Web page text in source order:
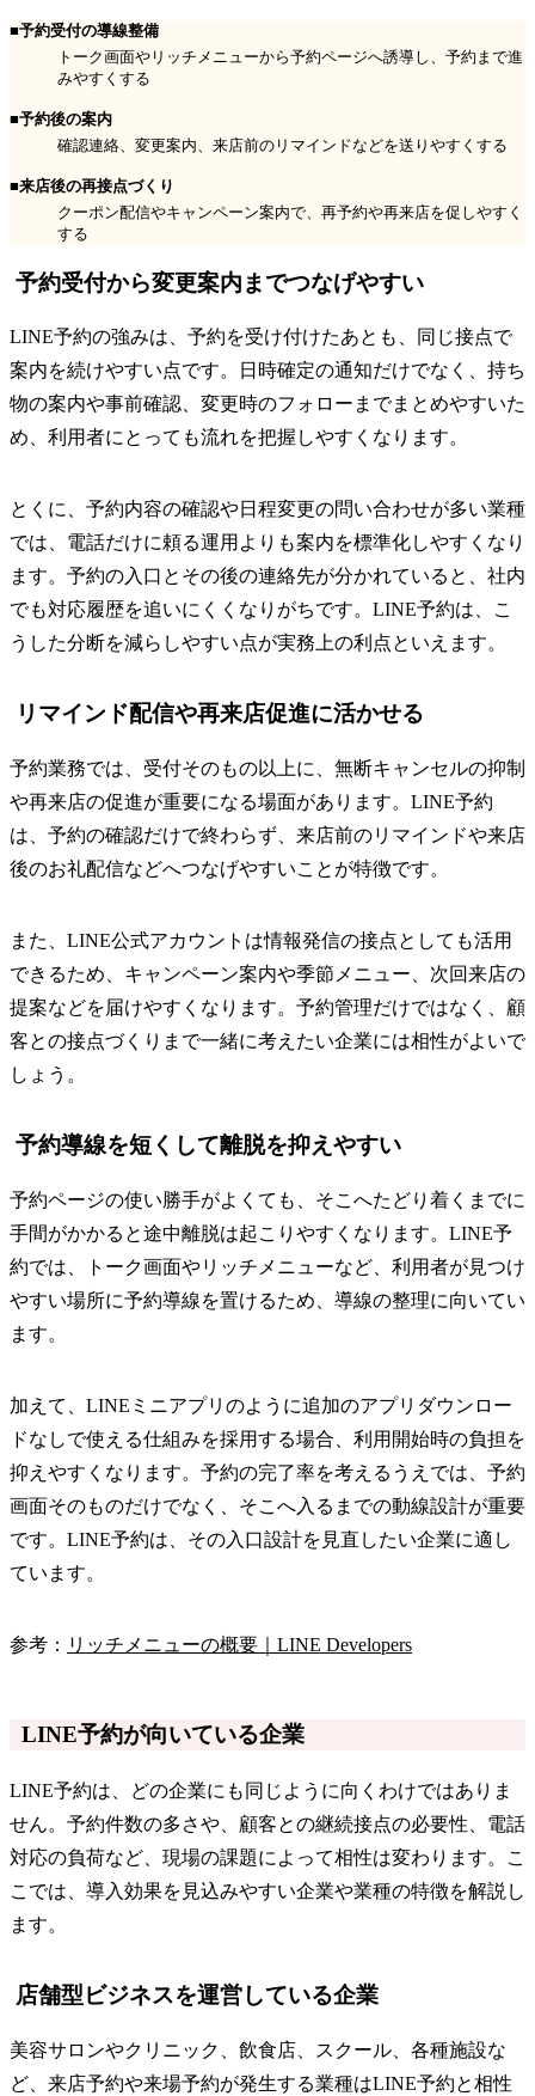
■予約受付の導線整備
トーク画面やリッチメニューから予約ページへ誘導し、予約まで進
みやすくする
■予約後の案内
確認連絡、変更案内、来店前のリマインドなどを送りやすくする
■来店後の再接点づくり
クーポン配信やキャンペーン案内で、再予約や再来店を促しやすく
する
予約受付から変更案内までつなげやすい
LINE予約の強みは、予約を受け付けたあとも、同じ接点で
案内を続けやすい点です。日時確定の通知だけでなく、持ち
物の案内や事前確認、変更時のフォローまでまとめやすいた
め、利用者にとっても流れを把握しやすくなります。
とくに、予約内容の確認や日程変更の問い合わせが多い業種
では、電話だけに頼る運用よりも案内を標準化しやすくなり
ます。予約の入口とその後の連絡先が分かれていると、社内
でも対応履歴を追いにくくなりがちです。LINE予約は、こ
うした分断を減らしやすい点が実務上の利点といえます。
リマインド配信や再来店促進に活かせる
予約業務では、受付そのもの以上に、無断キャンセルの抑制
や再来店の促進が重要になる場面があります。LINE予約
は、予約の確認だけで終わらず、来店前のリマインドや来店
後のお礼配信などへつなげやすいことが特徴です。
また、LINE公式アカウントは情報発信の接点としても活用
できるため、キャンペーン案内や季節メニュー、次回来店の
提案などを届けやすくなります。予約管理だけではなく、顧
客との接点づくりまで一緒に考えたい企業には相性がよいで
しょう。
予約導線を短くして離脱を抑えやすい
予約ページの使い勝手がよくても、そこへたどり着くまでに
手間がかかると途中離脱は起こりやすくなります。LINE予
約では、トーク画面やリッチメニューなど、利用者が見つけ
やすい場所に予約導線を置けるため、導線の整理に向いてい
ます。
加えて、LINEミニアプリのように追加のアプリダウンロー
ドなしで使える仕組みを採用する場合、利用開始時の負担を
抑えやすくなります。予約の完了率を考えるうえでは、予約
画面そのものだけでなく、そこへ入るまでの動線設計が重要
です。LINE予約は、その入口設計を見直したい企業に適し
ています。
参考： リッチメニューの概要｜LINE Developers
LINE予約が向いている企業
LINE予約は、どの企業にも同じように向くわけではありま
せん。予約件数の多さや、顧客との継続接点の必要性、電話
対応の負荷など、現場の課題によって相性は変わります。こ
こでは、導入効果を見込みやすい企業や業種の特徴を解説し
ます。
店舗型ビジネスを運営している企業
美容サロンやクリニック、飲食店、スクール、各種施設な
ど、来店予約や来場予約が発生する業種はLINE予約と相性